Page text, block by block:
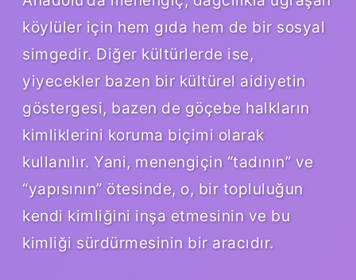
köylüler için hem gıda hem de bir sosyal
simgedir. Diğer kültürlerde ise,
yiyecekler bazen bir kültürel aidiyetin
göstergesi, bazen de göçebe halkların
kimliklerini koruma biçimi olarak
kullanılır. Yani, menengiçin “tadının” ve
“yapısının” ötesinde, o, bir topluluğun
kendi kimliğini inşa etmesinin ve bu
kimliği sürdürmesinin bir aracıdır.